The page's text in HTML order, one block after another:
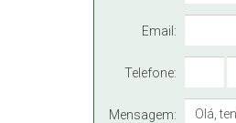
Email:
Telefone:
Mensagem: